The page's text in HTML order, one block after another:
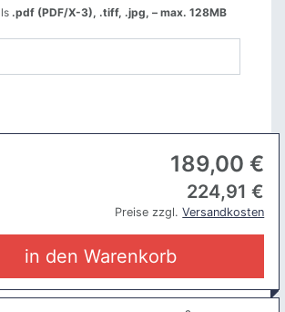
.pdf (PDF/X-3), .tiff, .jpg, – max. 128MB
189,00 €
224,91 €
Preise zzgl.Versandkosten
in den Warenkorb